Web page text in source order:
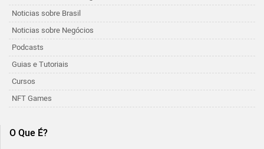
Noticias sobre Brasil
Noticias sobre Negócios
Podcasts
Guias e Tutoriais
Cursos
NFT Games
O Que É?